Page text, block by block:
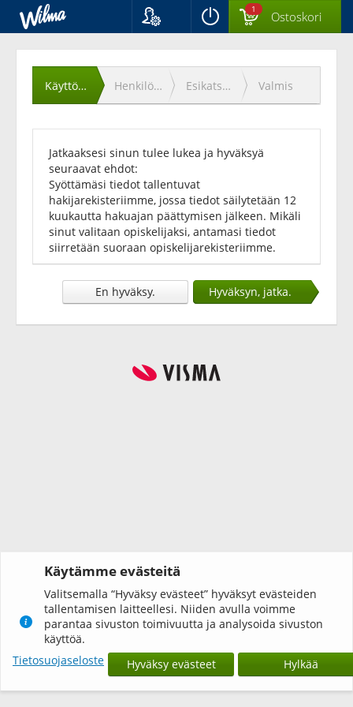
Svenska
English
1 Ostoskori
Käyttöehtojen
hyväksyminen
Käyttöehdot Henkilötiedot Esikatselu Valmis
Jatkaaksesi sinun tulee lukea ja hyväksyä
seuraavat ehdot:
Syöttämäsi tiedot tallentuvat
hakijarekisteriimme, jossa tiedot säilytetään 12
kuukautta hakuajan päättymisen jälkeen. Mikäli
sinut valitaan opiskelijaksi, antamasi tiedot
siirretään suoraan opiskelijarekisteriimme.
En hyväksy. Hyväksyn, jatka.
Käytämme evästeitä
Valitsemalla “Hyväksy evästeet” hyväksyt evästeiden
tallentamisen laitteellesi. Niiden avulla voimme
parantaa sivuston toimivuutta ja analysoida sivuston
käyttöä.
Tietosuojaseloste
Hyväksy evästeet Hylkää